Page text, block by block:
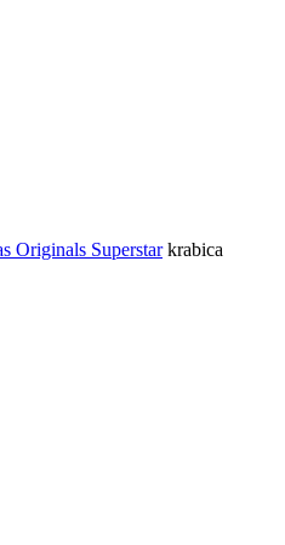
Originals Superstarkrabica